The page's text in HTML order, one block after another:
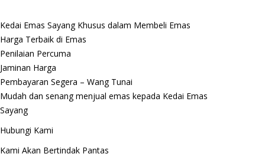
Kedai Emas Sayang Khusus dalam Membeli Emas
Harga Terbaik di Emas
Penilaian Percuma
Jaminan Harga
Pembayaran Segera – Wang Tunai
Mudah dan senang menjual emas kepada Kedai Emas
Sayang
Hubungi Kami
Kami Akan Bertindak Pantas